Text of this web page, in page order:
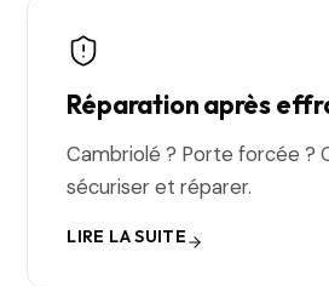
Réparation après
Cambriolé ? Porte forcée ?
sécuriser et réparer.
LIRE LA SUITE